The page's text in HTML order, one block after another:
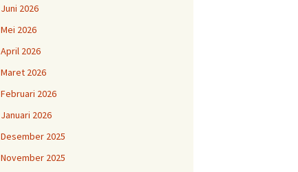
Juni 2026
Mei 2026
April 2026
Maret 2026
Februari 2026
Januari 2026
Desember 2025
November 2025